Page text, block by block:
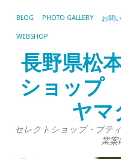
BLOG PHOTO GALLERY お問
WEBSHOP
長野県松
ショッ
ヤマ
セレクトショップ・ブテ
業案